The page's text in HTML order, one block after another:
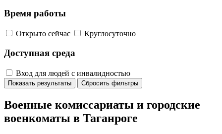
Время работы
Открыто сейчас Круглосуточно
Доступная среда
Вход для людей с инвалидностью
Показать результаты Сбросить фильтры
Военные комиссариаты и городские
военкоматы в Таганроге